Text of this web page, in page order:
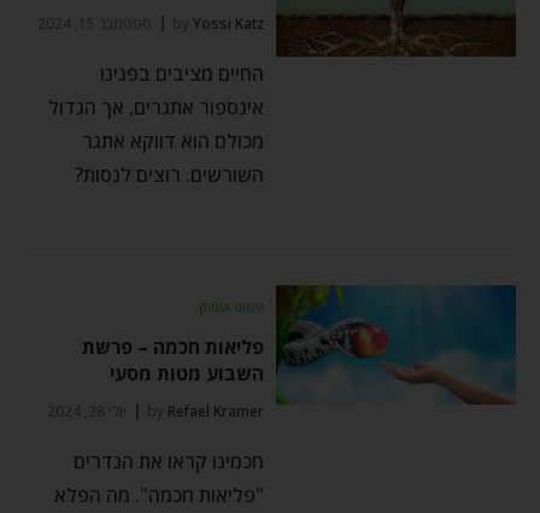
byYossi Katz ספטמבר 15, 2024
החיים מציבים בפנינו
אינספור אתגרים, אך הגדול
מכולם הוא דווקא אתגר
השורשים. רוצים לנסות?
פשוט ועמוק
פליאות חכמה – פרשת
השבוע מטות מסעי
by Refael Kramer יולי 28, 2024
חכמינו קראו את הנדרים
"פליאות חכמה". מה הפלא